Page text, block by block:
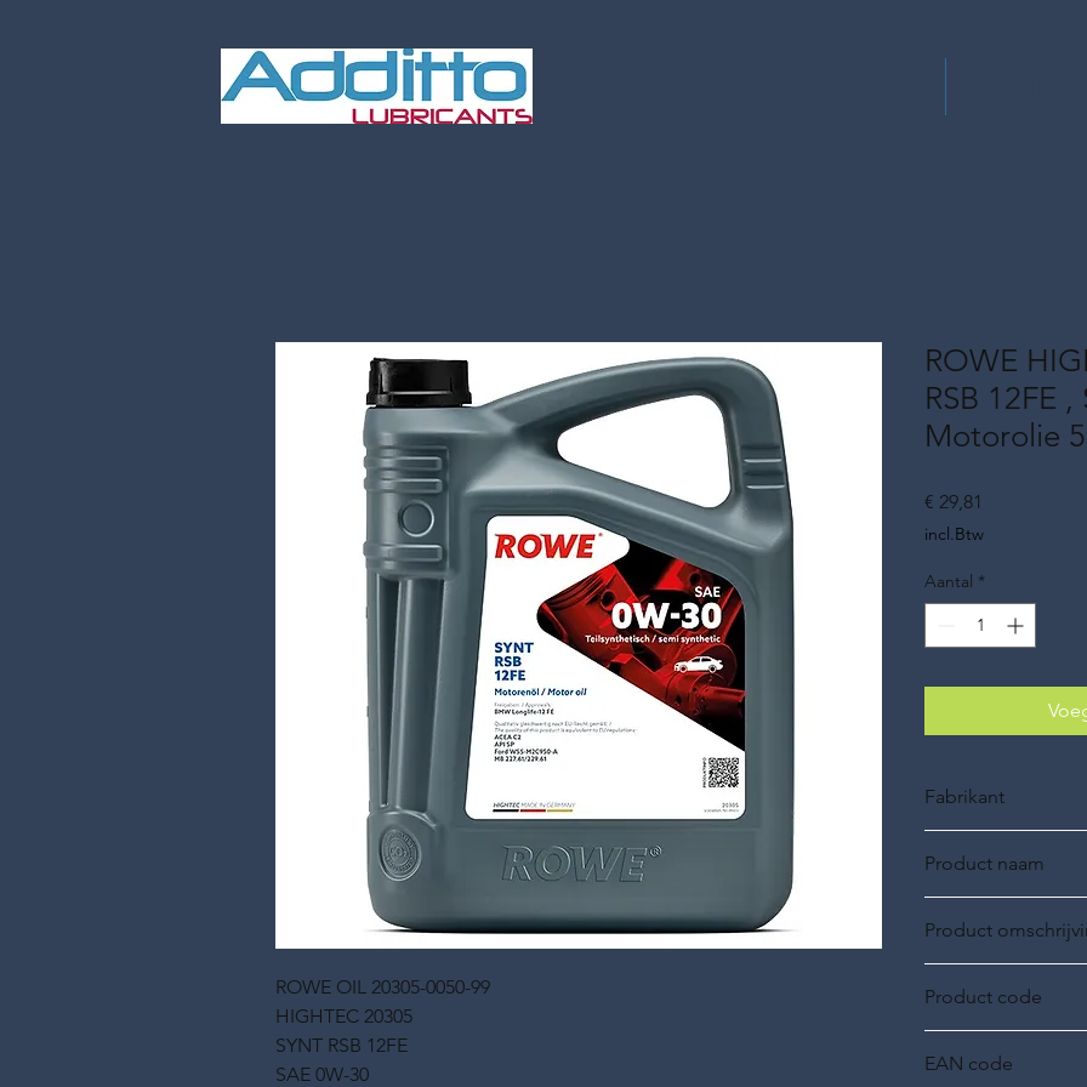
ROWE OIL 20305-0050-99
HIGHTEC 20305
SYNT RSB 12FE
SAE 0W-30
ROWE
RSB 12FE
Motorolie
€ 29,81
incl.Btw
Aantal *
Fabrikant
Product naam
Product
Product code
EAN code